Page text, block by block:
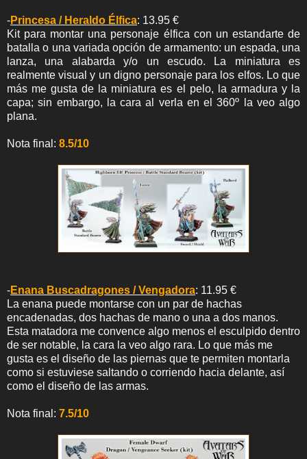
-Princesa / Heraldo Élfica: 13.95 €
Kit para montar una personaje élfica con un estandarte de
batalla o una variada opción de armamento: un espada, una
lanza, una alabarda y/o un escudo. La miniatura es
realmente visual y un digno personaje para los elfos. Lo que
más me gusta de la miniatura es el pelo, la armadura y la
capa; sin embargo, la cara al verla en el 360º la veo algo
plana.
Nota final: 8.5/10
-Enana Buscadragones / Vengadora: 11.95 €
La enana puede montarse con un par de hachas
encadenadas, dos hachas de mano o una a dos manos.
Esta matadora me convence algo menos el esculpido dentro
de ser notable, la cara la veo algo rara. Lo que más me
gusta es el diseño de las piernas que te permiten montarla
como si estuviese saltando o corriendo hacia delante, así
como el diseño de las armas.
Nota final: 7.5/10